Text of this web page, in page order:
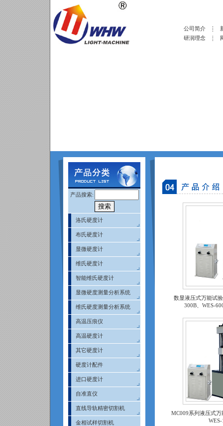
公司简介
研润理念
产品搜索:
洛氏硬度计
布氏硬度计
显微硬度计
维氏硬度计
智能维氏硬度计
显微硬度测量分析系统
维氏硬度测量分析系统
高温压痕仪
高温硬度计
其它硬度计
硬度计配件
进口硬度计
自准直仪
直线导轨精密切割机
金相试样切割机
数显液压式万能试
300B、WES-
MC009系列液压式